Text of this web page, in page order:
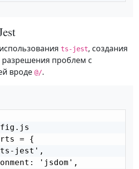
ts-jest, создания
разрешения проблем с
вроде @/.
= {
jest',
'jsdom',